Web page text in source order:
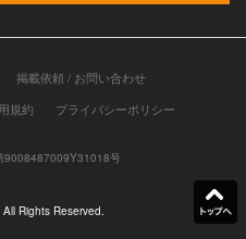
掲載依頼 / お問い合わせ
規約 プライバシーポリシー
9008487009Y31018号
Rights Reserved.